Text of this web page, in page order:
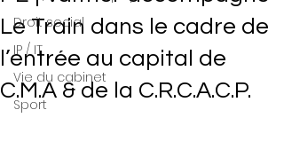
Droit social
IP / IT
Vie du cabinet
Sport
Le Train dans le cadre de
l’entrée au capital de
C.M.A & de la C.R.C.A.C.P.